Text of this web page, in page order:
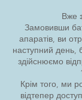
Вже
Замовивши
апаратів, ви
наступний день,
здійснюємо
Крім того, ми
відтепер